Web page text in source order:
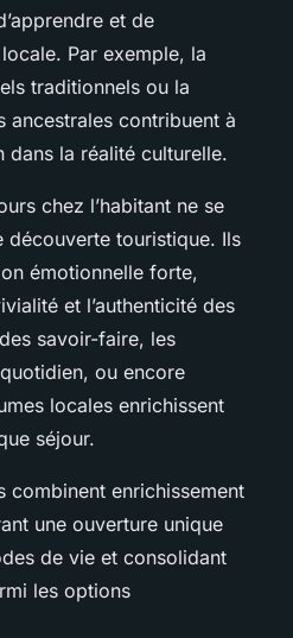
et de
Par exemple, la
traditionnels ou la
ancestrales contribuent à
dans la réalité culturelle.
chez l’habitant ne se
découverte touristique. Ils
émotionnelle forte,
et l’authenticité des
savoir-faire, les
ou encore
locales enrichissent
séjour.
combinent enrichissement
une ouverture unique
de vie et consolidant
les options